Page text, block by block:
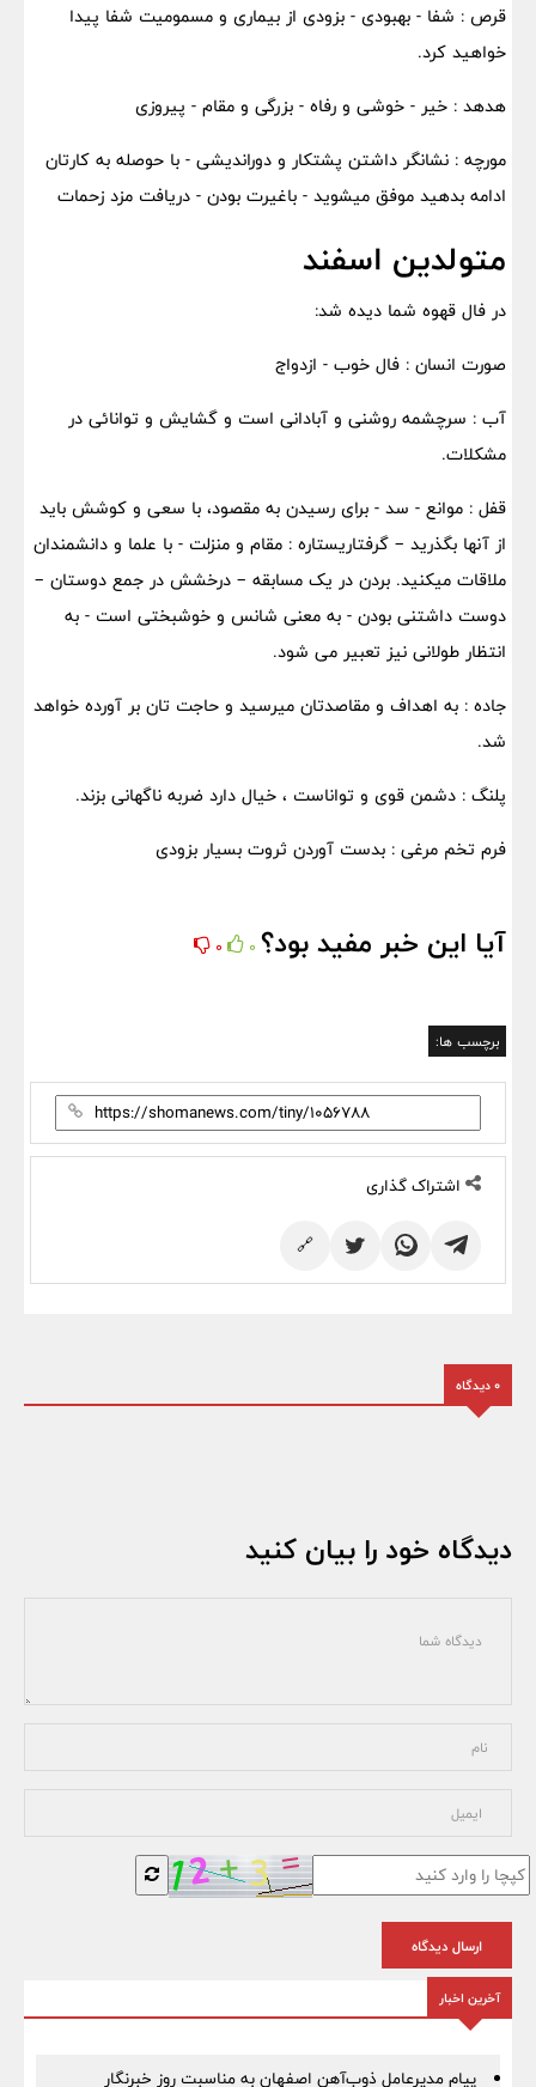
قرص : شفا - بهبودی - بزودی از بیماری و مسمومیت شفا پیدا
خواهید کرد.
هدهد : خیر - خوشی و رفاه - بزرگی و مقام - پیروزی
مورچه : نشانگر داشتن پشتکار و دوراندیشی - با حوصله به کارتان
ادامه بدهید موفق میشوید - باغیرت بودن - دریافت مزد زحمات
متولدین اسفند
در فال قهوه شما دیده شد:
صورت انسان : فال خوب - ازدواج
آب : سرچشمه روشنی و آبادانی است و گشایش و توانائی در
مشکلات.
قفل : موانع - سد - برای رسیدن به مقصود، با سعی و کوشش باید
از آنها بگذرید – گرفتاریستاره : مقام و منزلت - با علما و دانشمندان
ملاقات میکنید. بردن در یک مسابقه – درخشش در جمع دوستان –
دوست داشتنی بودن - به معنی شانس و خوشبختی است - به
انتظار طولانی نیز تعبیر می شود.
جاده : به اهداف و مقاصدتان میرسید و حاجت تان بر آورده خواهد
شد.
پلنگ : دشمن قوی و تواناست ، خیال دارد ضربه ناگهانی بزند.
فرم تخم مرغی : بدست آوردن ثروت بسیار بزودی
آیا این خبر مفید بود؟ 0
0
برچسب ها:
اشتراک گذاری
🔗
0 دیدگاه
دیدگاه خود را بیان کنید
ارسال دیدگاه
آخرین اخبار
پیام مدیرعامل ذوب‌آهن اصفهان به مناسبت روز خبرنگار